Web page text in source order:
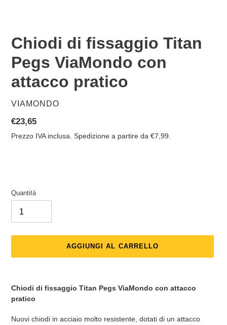
Chiodi di fissaggio Titan
Pegs ViaMondo con
attacco pratico
VENDITORE
VIAMONDO
Prezzo
di
€23,65
Prezzo IVA inclusa. Spedizione a partire da €7,99.
Quantità
AGGIUNGI AL CARRELLO
nel
carrello
Chiodi di fissaggio Titan Pegs ViaMondo con attacco
pratico
Nuovi chiodi in acciaio molto resistente, dotati di un attacco